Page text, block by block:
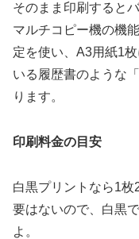
そのまま印刷すると
マルチコピー機の機
定を使い、A3用紙1
いる履歴書のような
ります。
印刷料金の目安
白黒プリントなら1
要はないので、白黒
よ。